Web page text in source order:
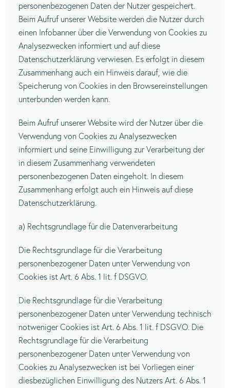
personenbezogenen Daten der Nutzer gespeichert.
Beim Aufruf unserer Website werden die Nutzer durch
einen Infobanner über die Verwendung von Cookies zu
Analysezwecken informiert und auf diese
Datenschutzerklärung verwiesen. Es erfolgt in diesem
Zusammenhang auch ein Hinweis darauf, wie die
Speicherung von Cookies in den Browsereinstellungen
unterbunden werden kann.
Beim Aufruf unserer Website wird der Nutzer über die
Verwendung von Cookies zu Analysezwecken
informiert und seine Einwilligung zur Verarbeitung der
in diesem Zusammenhang verwendeten
personenbezogenen Daten eingeholt. In diesem
Zusammenhang erfolgt auch ein Hinweis auf diese
Datenschutzerklärung.
a) Rechtsgrundlage für die Datenverarbeitung
Die Rechtsgrundlage für die Verarbeitung
personenbezogener Daten unter Verwendung von
Cookies ist Art. 6 Abs. 1 lit. f DSGVO.
Die Rechtsgrundlage für die Verarbeitung
personenbezogener Daten unter Verwendung technisch
notweniger Cookies ist Art. 6 Abs. 1 lit. f DSGVO. Die
Rechtsgrundlage für die Verarbeitung
personenbezogener Daten unter Verwendung von
Cookies zu Analysezwecken ist bei Vorliegen einer
diesbezüglichen Einwilligung des Nutzers Art. 6 Abs. 1